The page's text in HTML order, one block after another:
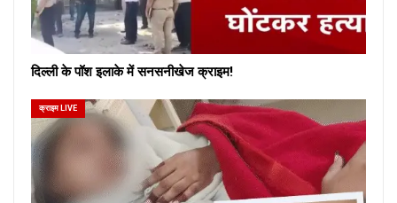
दिल्ली के पॉश इलाके में सनसनीखेज क्राइम!
क्राइम LIVE